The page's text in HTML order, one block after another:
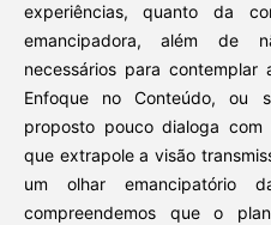
experiências, quanto da
emancipadora, além de
necessários para
Enfoque no Conteúdo, ou
proposto pouco dialoga
que extrapole a visão
um olhar emancipatório
compreendemos que o